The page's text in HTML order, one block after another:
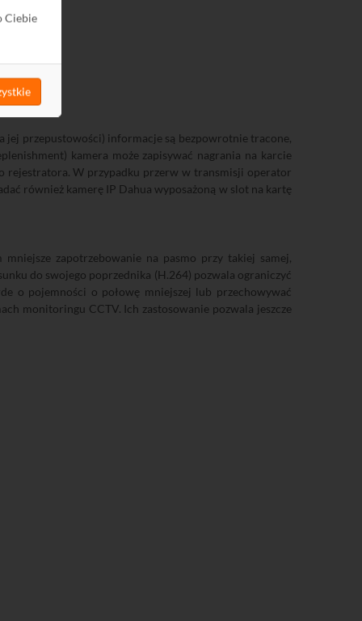
Ciebie
jej przepustowości) informacje są bezpowrotnie tracone,
kamera może zapisywać nagrania na karcie
rejestratora. W przypadku przerw w transmisji operator
również kamerę IP Dahua wyposażoną w slot na kartę
zapotrzebowanie na pasmo przy takiej samej,
do swojego poprzednika (H.264) pozwala ograniczyć
o pojemności o połowę mniejszej lub przechowywać
monitoringu CCTV. Ich zastosowanie pozwala jeszcze